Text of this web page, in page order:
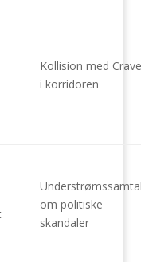
Kollision med
i korridoren
om politiske
skandaler